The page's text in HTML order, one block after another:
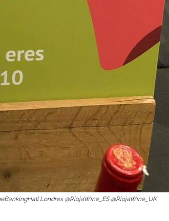
Londres @RiojaWine_ES @RiojaWine_UK